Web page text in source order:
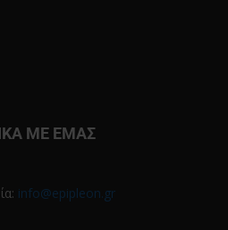
ΜΕ ΕΜΑΣ
info@epipleon.gr